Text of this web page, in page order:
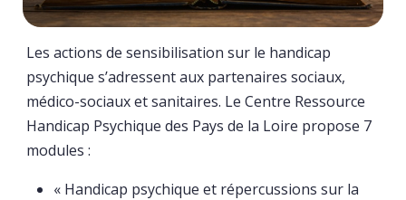
Les actions de sensibilisation sur le handicap
psychique s’adressent aux partenaires sociaux,
médico-sociaux et sanitaires. Le Centre Ressource
Handicap Psychique des Pays de la Loire propose 7
modules :
« Handicap psychique et répercussions sur la